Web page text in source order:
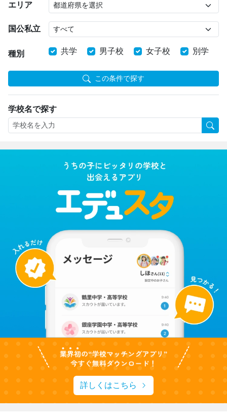
エリア
国公私立
種別 共学 男子校 女子校 別学
この条件で探す
学校名で探す
詳しくはこちら